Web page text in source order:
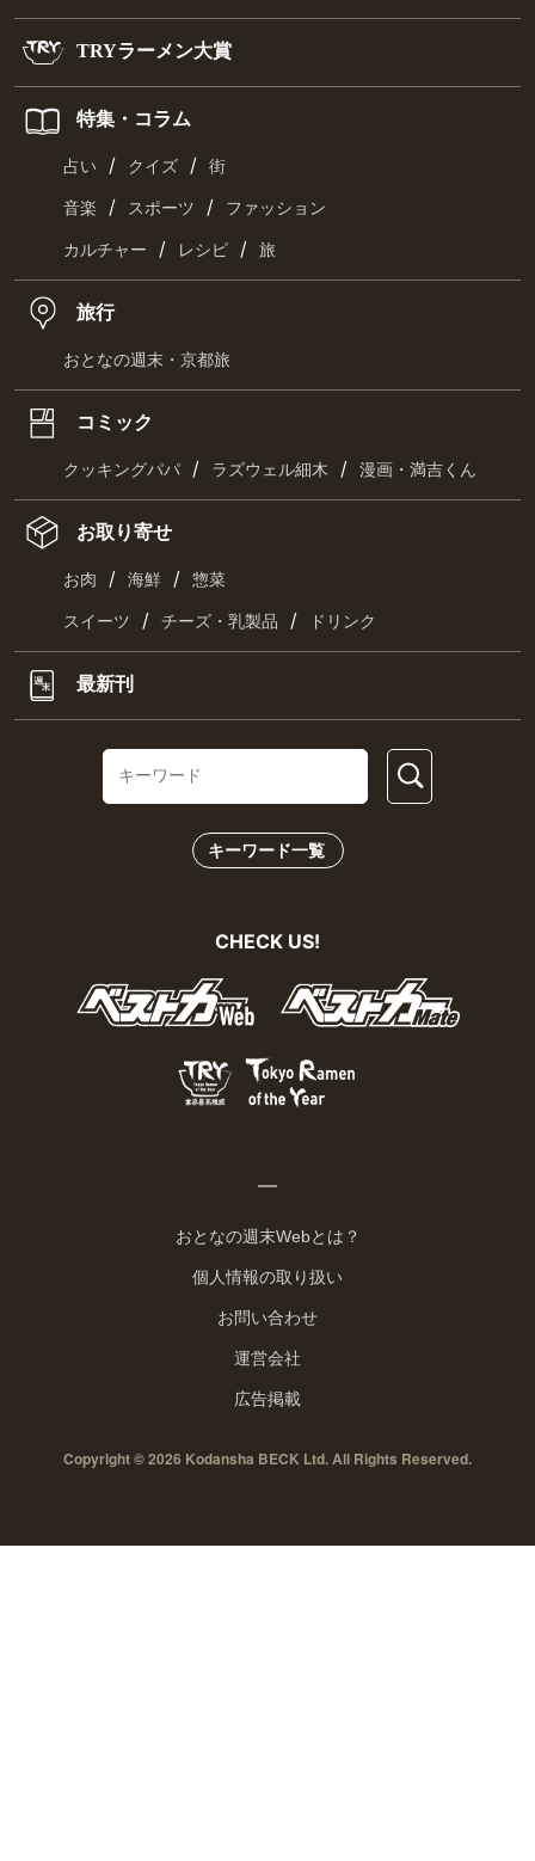
TRYラーメン大賞
特集・コラム
占い / クイズ / 街
音楽 / スポーツ / ファッション
カルチャー / レシピ / 旅
旅行
おとなの週末・京都旅
コミック
クッキングパパ / ラズウェル細木 / 漫画・満吉くん
お取り寄せ
お肉 / 海鮮 / 惣菜
スイーツ / チーズ・乳製品 / ドリンク
最新刊
キーワード一覧
CHECK US!
おとなの週末Webとは？
個人情報の取り扱い
お問い合わせ
運営会社
広告掲載
Copyright © 2026 Kodansha BECK Ltd. All Rights Reserved.